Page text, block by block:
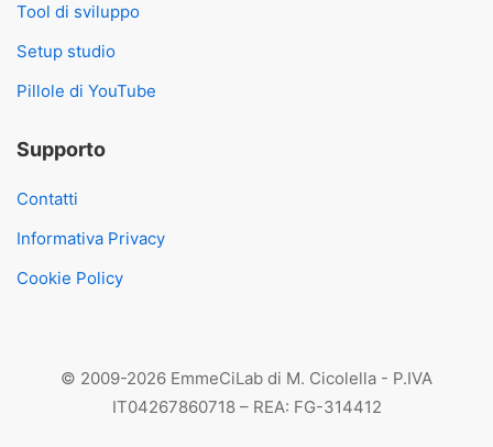
Tool di sviluppo
Setup studio
Pillole di YouTube
Supporto
Contatti
Informativa Privacy
Cookie Policy
© 2009-2026 EmmeCiLab di M. Cicolella - P.IVA
IT04267860718 – REA: FG-314412